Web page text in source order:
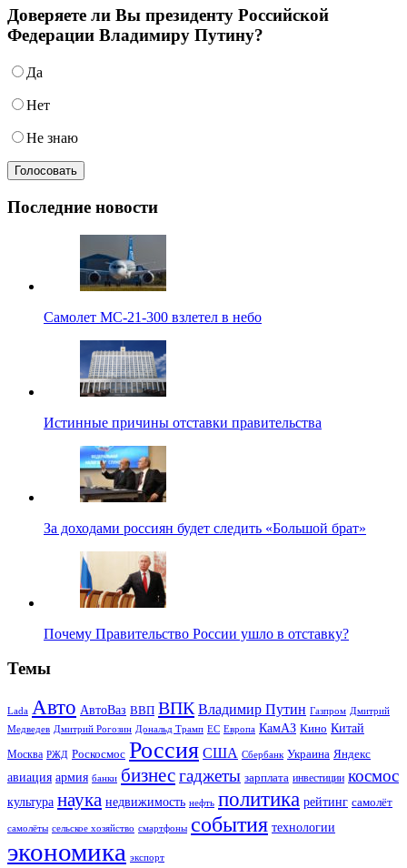
Доверяете ли Вы президенту Российской
Федерации Владимиру Путину?
Да
Нет
Не знаю
Последние новости
Самолет МС-21-300 взлетел в небо
Истинные причины отставки правительства
За доходами россиян будет следить «Большой брат»
Почему Правительство России ушло в отставку?
Темы
Lada Авто АвтоВаз ВВП ВПК Владимир Путин Газпром Дмитрий
Медведев Дмитрий Рогозин Дональд Трамп ЕС Европа КамАЗ Кино Китай
Москва РЖД Роскосмос Россия США Сбербанк Украина Яндекс
авиация армия банки бизнесгаджеты зарплата инвестиции космос
культура наука недвижимость нефть политика рейтинг самолёт
самолёты сельское хозяйство смартфоны события технологии
экономика экспорт